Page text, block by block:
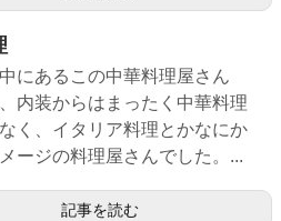
にあるこの中華料理屋さん
内装からはまったく中華料理
く、イタリア料理とかなにか
ージの料理屋さんでした。...
記事を読む